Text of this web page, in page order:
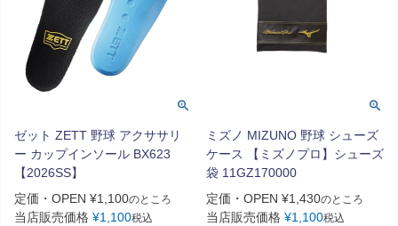
ゼット ZETT 野球 アクササリ
ー カップインソール BX623
【2026SS】
定価・OPEN ¥1,100のところ
当店販売価格 ¥1,100税込
ミズノ MIZUNO 野球 シューズ
ケース 【ミズノプロ】シューズ
袋 11GZ170000
定価・OPEN ¥1,430のところ
当店販売価格 ¥1,100税込